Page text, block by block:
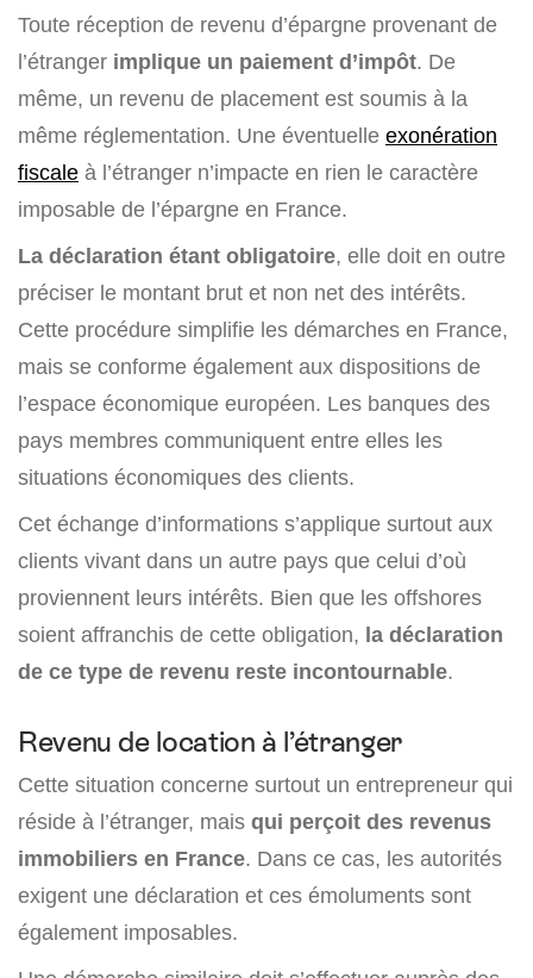
Toute réception de revenu d’épargne provenant de
l’étranger implique un paiement d’impôt. De
même, un revenu de placement est soumis à la
même réglementation. Une éventuelle exonération
fiscale à l’étranger n’impacte en rien le caractère
imposable de l’épargne en France.
La déclaration étant obligatoire, elle doit en outre
préciser le montant brut et non net des intérêts.
Cette procédure simplifie les démarches en France,
mais se conforme également aux dispositions de
l’espace économique européen. Les banques des
pays membres communiquent entre elles les
situations économiques des clients.
Cet échange d’informations s’applique surtout aux
clients vivant dans un autre pays que celui d’où
proviennent leurs intérêts. Bien que les offshores
soient affranchis de cette obligation, la déclaration
de ce type de revenu reste incontournable.
Revenu de location à l’étranger
Cette situation concerne surtout un entrepreneur qui
réside à l’étranger, mais qui perçoit des revenus
immobiliers en France. Dans ce cas, les autorités
exigent une déclaration et ces émoluments sont
également imposables.